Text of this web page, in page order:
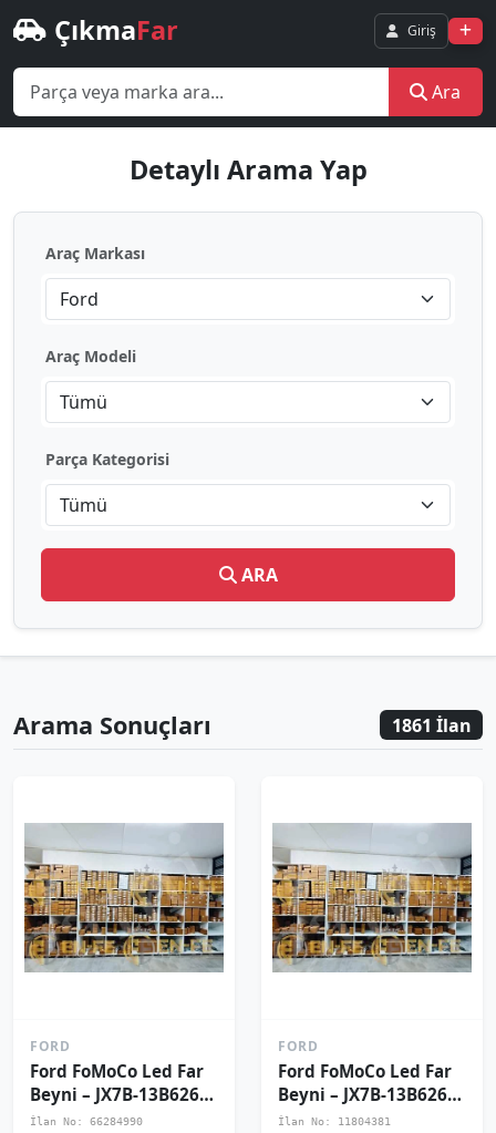
ÇıkmaFar Giriş
Ara
Detaylı Arama Yap
Araç Markası
Ford
Araç Modeli
Tümü
Parça Kategorisi
Tümü
ARA
Arama Sonuçları 1861 İlan
FORD
Ford FoMoCo Led Far
Beyni – JX7B-13B626-
AJ
İlan No: 66284990
FORD
Ford FoMoCo Led Far
Beyni – JX7B-13B626-
AE
İlan No: 11804381